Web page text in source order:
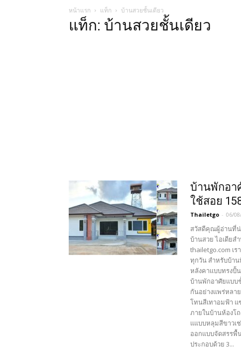
หน้าแรก แท็ก บ้านสวยชั้นเดียว
แท็ก: บ้านสวยชั้นเดียว
บ้านพักอา
ใช้สอย
Thailetgo - 06/
สวัสดีคุณผู้อ่านที่น่
บ้านสวย ไอเดียส
thailetgo.com เ
ทุกวัน สำหรับบ้าน
หลังคาแบบทรงปั้
บ้านพักอาศัยแบบ
กันอย่างแพร่หลา
โทนสีเทาอมฟ้า แ
ภายในบ้านห้องโ
แแบบหลุมสีขาวเ
ออกแบบจัดสรรพื้
ประกอบด้วย 3...